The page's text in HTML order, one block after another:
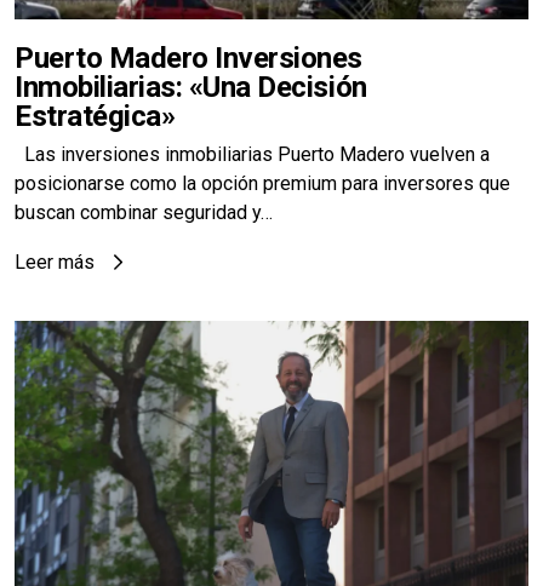
Puerto Madero Inversiones
Inmobiliarias: «Una Decisión
Estratégica»
Las inversiones inmobiliarias Puerto Madero vuelven a
posicionarse como la opción premium para inversores que
buscan combinar seguridad y…
Leer más